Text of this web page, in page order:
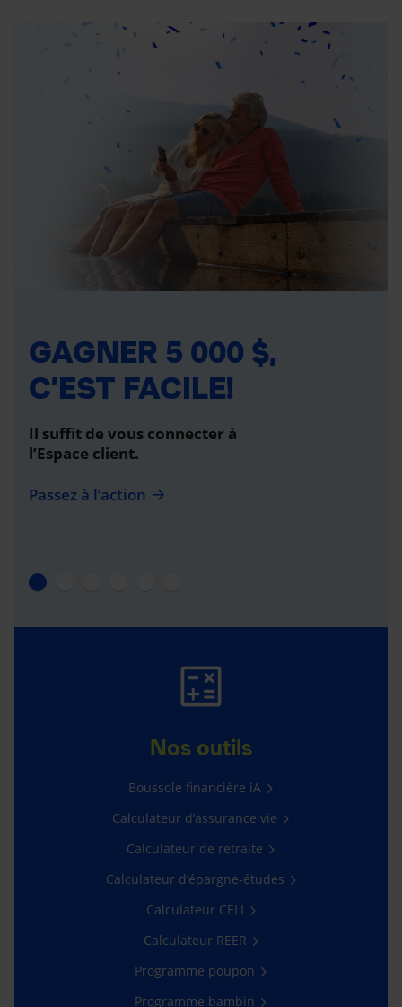
GAGNER 5 000 $,
C’EST FACILE!
Il suffit de vous connecter à
l’Espace client.
Passez à l’action
Nos outils
Boussole financière iA
Calculateur d’assurance vie
Calculateur de retraite
Calculateur d’épargne-études
Calculateur CELI
Calculateur REER
Programme poupon
Programme bambin